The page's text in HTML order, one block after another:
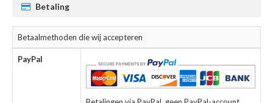
Betaling
Betaalmethoden die wij accepteren
PayPal